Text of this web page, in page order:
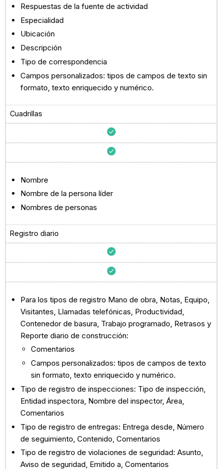
Respuestas de la fuente de actividad
Especialidad
Ubicación
Descripción
Tipo de correspondencia
Campos personalizados: tipos de campos de texto sin
formato, texto enriquecido y numérico.
Cuadrillas
Nombre
Nombre de la persona líder
Nombres de personas
Registro diario
Para los tipos de registro Mano de obra, Notas, Equipo,
Visitantes, Llamadas telefónicas, Productividad,
Contenedor de basura, Trabajo programado, Retrasos y
Reporte diario de construcción:
Comentarios
Campos personalizados: tipos de campos de texto
sin formato, texto enriquecido y numérico.
Tipo de registro de inspecciones: Tipo de inspección,
Entidad inspectora, Nombre del inspector, Área,
Comentarios
Tipo de registro de entregas: Entrega desde, Número
de seguimiento, Contenido, Comentarios
Tipo de registro de violaciones de seguridad: Asunto,
Aviso de seguridad, Emitido a, Comentarios